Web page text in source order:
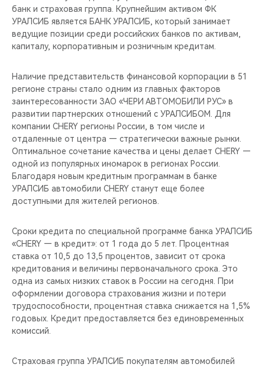
НАШИ МЕРОПРИЯТИЯ
ВИДЕООБЗОРЫ
банк и страховая группа. Крупнейшим активом ФК
УРАЛСИБ является БАНК УРАЛСИБ, который занимает
ведущие позиции среди российских банков по активам,
капиталу, корпоративным и розничным кредитам.
Наличие представительств финансовой корпорации в 51
регионе страны стало одним из главных факторов
заинтересованности ЗАО «ЧЕРИ АВТОМОБИЛИ РУС» в
развитии партнерских отношений с УРАЛСИБОМ. Для
компании CHERY регионы России, в том числе и
отдаленные от центра — стратегически важные рынки.
Оптимальное сочетание качества и цены делает CHERY —
одной из популярных иномарок в регионах России.
Благодаря новым кредитным программам в банке
УРАЛСИБ автомобили CHERY станут еще более
доступными для жителей регионов.
Сроки кредита по специальной программе банка УРАЛСИБ
«CHERY — в кредит»: от 1 года до 5 лет. Процентная
ставка от 10,5 до 13,5 процентов, зависит от срока
кредитования и величины первоначального срока. Это
одна из самых низких ставок в России на сегодня. При
оформлении договора страхования жизни и потери
трудоспособности, процентная ставка снижается на 1,5%
годовых. Кредит предоставляется без единовременных
комиссий.
Страховая группа УРАЛСИБ покупателям автомобилей